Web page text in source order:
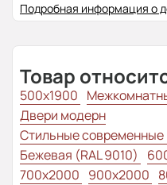
Подробная информация о
Товар
500x1900
Двери модерн
Стильные
Бежевая (RAL 9010)
700x2000 900x2000